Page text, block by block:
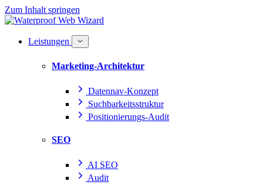
Zum Inhalt springen
Leistungen
Marketing-Architektur
Datennav-Konzept
Suchbarkeitsstruktur
Positionierungs-Audit
SEO
AI SEO
Audit